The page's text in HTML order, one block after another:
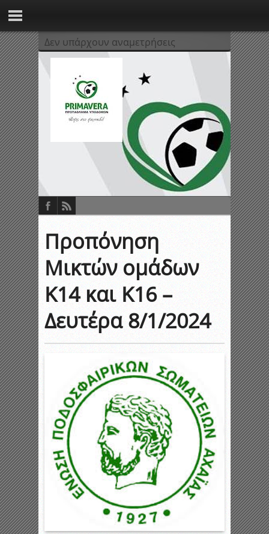
Δεν υπάρχουν αναμετρήσεις
Προπόνηση
Μικτών ομάδων
Κ14 και Κ16 –
Δευτέρα 8/1/2024